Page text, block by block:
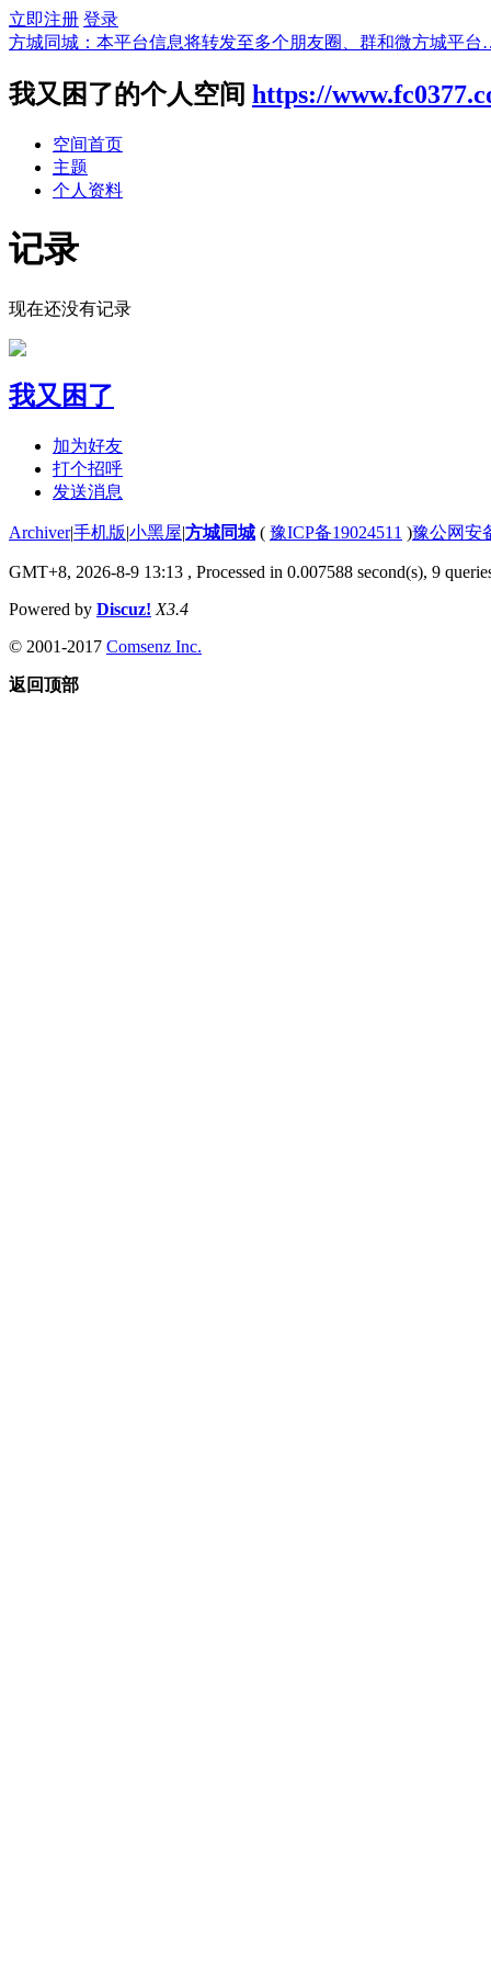
立即注册 登录
方城同城：本平台信息将转发至多个朋友圈、群和微方城平
我又困了的个人空间 https://
空间首页
主题
个人资料
记录
现在还没有记录
我又困了
加为好友
打个招呼
发送消息
Archiver|手机版|小黑屋|方城同城 ( 豫ICP备19024511 )豫公网安
GMT+8, 2026-8-9 13:13 , Processed in 0.007588 second(s), 9
Powered by Discuz! X3.4
© 2001-2017 Comsenz Inc.
返回顶部